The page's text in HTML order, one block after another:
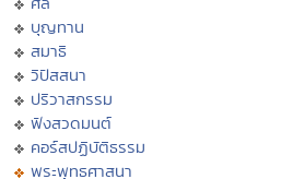
บุญทาน
สมาธิ
วิปัสสนา
ปริวาสกรรม
ฟังสวดมนต์
คอร์สปฏิบัติธรรม
พระพุทธศาสนา